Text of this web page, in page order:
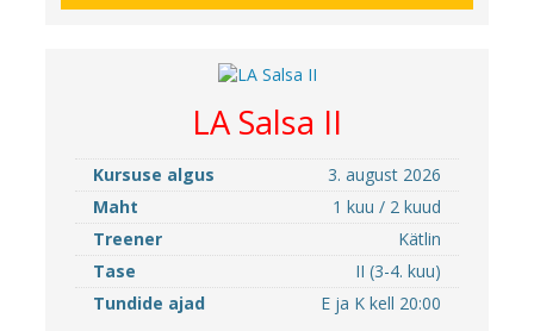
LA Salsa II
Kursuse algus
3. august 2026
Maht
1 kuu / 2 kuud
Treener
Kätlin
Tase
II (3-4. kuu)
Tundide ajad
E ja K kell 20:00